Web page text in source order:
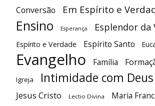
Conversão Em Espírito e
Ensino Esperança Esplendor da
Espírito e Verdade Espírito Santo
Evangelho Família
Igreja Intimidade com Deus
Jesus Cristo Lectio Divina Maria